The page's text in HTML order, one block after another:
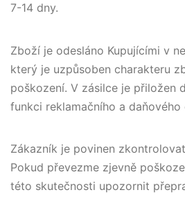
7-14 dny.
Zboží je odesláno Kupujícími v
který je uzpůsoben charakteru
poškození. V zásilce je přiložen
funkci reklamačního a daňového
Zákazník je povinen
Pokud převezme zjevně
této skutečnosti upozornit